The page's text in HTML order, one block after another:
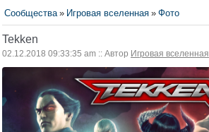
Сообщества » Игровая вселенная » Фото
Tekken
02.12.2018 09:33:35 am :: Автор Игровая вселенная